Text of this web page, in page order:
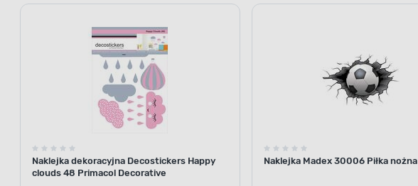
Naklejka dekoracyjna Decostickers Happy
clouds 48 Primacol Decorative
Naklejka Madex 30006 Piłka nożna